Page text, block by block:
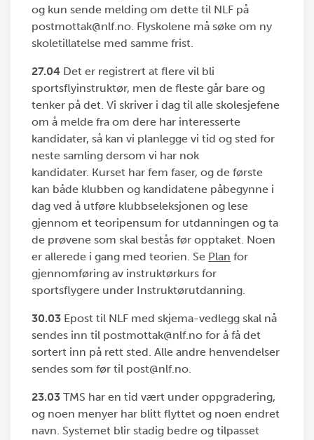
og kun sende melding om dette til NLF på
postmottak@nlf.no. Flyskolene må søke om ny
skoletillatelse med samme frist.
27.04 Det er registrert at flere vil bli
sportsflyinstruktør, men de fleste går bare og
tenker på det. Vi skriver i dag til alle skolesjefene
om å melde fra om dere har interesserte
kandidater, så kan vi planlegge vi tid og sted for
neste samling dersom vi har nok
kandidater. Kurset har fem faser, og de første
kan både klubben og kandidatene påbegynne i
dag ved å utføre klubbseleksjonen og lese
gjennom et teoripensum for utdanningen og ta
de prøvene som skal bestås før opptaket. Noen
er allerede i gang med teorien. Se Plan for
gjennomføring av instruktørkurs for
sportsflygere under Instruktørutdanning.
30.03 Epost til NLF med skjema-vedlegg skal nå
sendes inn til postmottak@nlf.no for å få det
sortert inn på rett sted. Alle andre henvendelser
sendes som før til post@nlf.no.
23.03 TMS har en tid vært under oppgradering,
og noen menyer har blitt flyttet og noen endret
navn. Systemet blir stadig bedre og tilpasset